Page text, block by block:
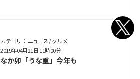
カテゴリ： ニュース / グルメ
なか卯「うな重」今年も
2019年04月21日 11時00分